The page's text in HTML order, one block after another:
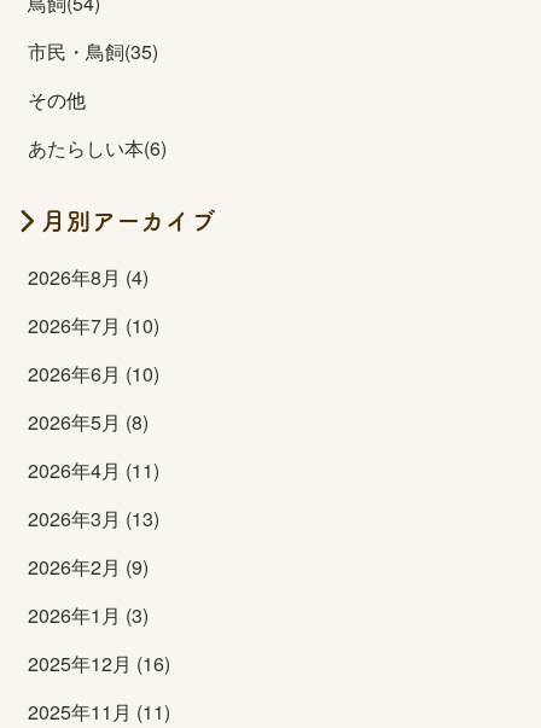
市民・鳥飼(35)
その他
あたらしい本(6)
月別アーカイブ
2026年8月 (4)
2026年7月 (10)
2026年6月 (10)
2026年5月 (8)
2026年4月 (11)
2026年3月 (13)
2026年2月 (9)
2026年1月 (3)
2025年12月 (16)
2025年11月 (11)